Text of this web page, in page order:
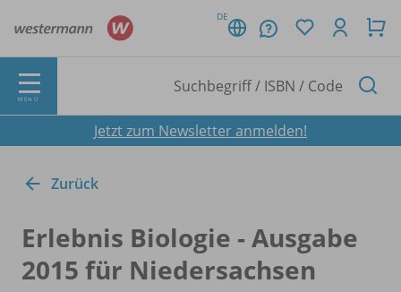
DE
MENÜ
Jetzt zum Newsletter anmelden!
Zurück
Erlebnis Biologie - Ausgabe
2015 für Niedersachsen